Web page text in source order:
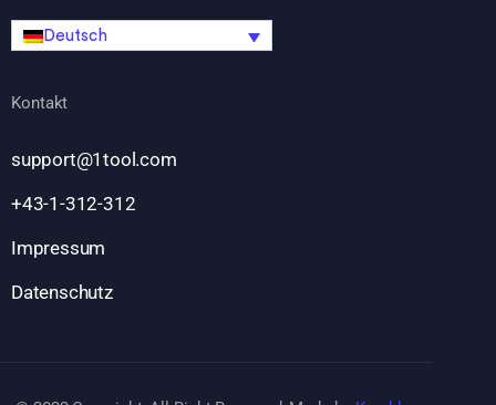
Deutsch
Kontakt
support@1tool.com
+43-1-312-312
Impressum
Datenschutz